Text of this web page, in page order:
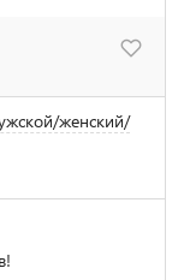
женский/